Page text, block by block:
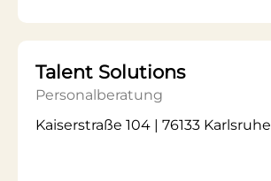
Talent Solutions
Personalberatung
Kaiserstraße 104 | 76133 Karlsruhe